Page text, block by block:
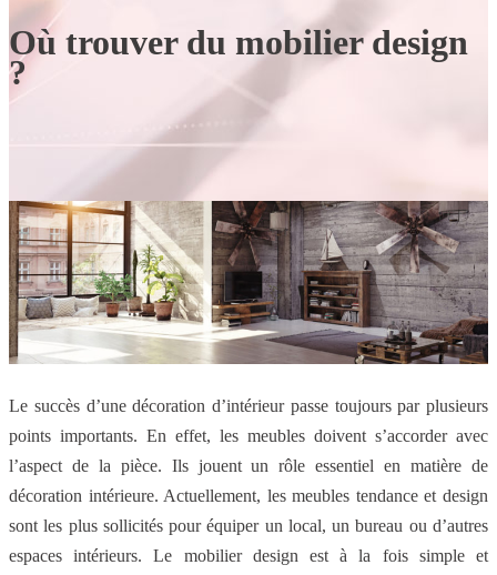
Où trouver du mobilier design
?
Le succès d’une décoration d’intérieur passe toujours par plusieurs
points importants. En effet, les meubles doivent s’accorder avec
l’aspect de la pièce. Ils jouent un rôle essentiel en matière de
décoration intérieure. Actuellement, les meubles tendance et design
sont les plus sollicités pour équiper un local, un bureau ou d’autres
espaces intérieurs. Le mobilier design est à la fois simple et